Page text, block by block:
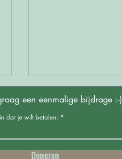
een eenmalige bijdrage :-)
dat je wilt betalen:
Doneren